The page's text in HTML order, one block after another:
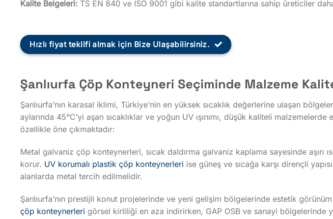
Kalite Belgeleri: TS EN 840 ve ISO 9001 gibi kalite standartlarına sahip üreticiler
Hızlı fiyat teklifi almak için Bize Ulaşabilirsiniz.
Şanlıurfa Çöp Konteyneri Seçiminde Malzeme
Şanlıurfa’nın karasal iklimi, Türkiye’nin en yüksek sıcaklık değerlerine ulaşan
aylarında 45°C’yi aşan sıcaklıklar ve yoğun UV ışınımı, düşük kaliteli
özellikle öne çıkmaktadır:
Metal galvaniz çöp konteynerleri, sıcak daldırma galvaniz kaplama sayesinde aşırı
korur. UV korumalı plastik çöp konteynerleri ise güneş ve sıcağa karşı dirençli
alanlarda metal tercih edilmelidir.
Şanlıurfa’nın prestijli konut projelerinde ve yeni gelişim bölgelerinde estetik
çöp konteynerleri görsel kirliliği en aza indirirken, GAP OSB ve sanayi